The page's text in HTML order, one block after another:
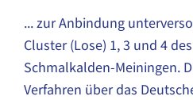
... zur Anbindung
Cluster (Lose) 1, 3 und 4
Schmalkalden-Meiningen.
Verfahren über das